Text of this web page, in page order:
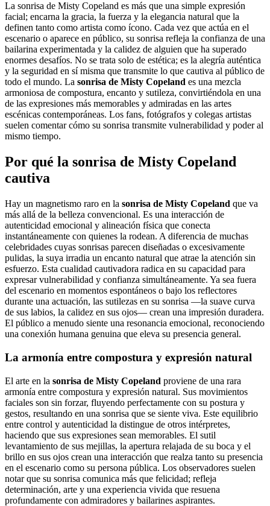
La sonrisa de Misty Copeland es más que una simple expresión
facial; encarna la gracia, la fuerza y la elegancia natural que la
definen tanto como artista como ícono. Cada vez que actúa en el
escenario o aparece en público, su sonrisa refleja la confianza de una
bailarina experimentada y la calidez de alguien que ha superado
enormes desafíos. No se trata solo de estética; es la alegría auténtica
y la seguridad en sí misma que transmite lo que cautiva al público de
todo el mundo. La sonrisa de Misty Copeland es una mezcla
armoniosa de compostura, encanto y sutileza, convirtiéndola en una
de las expresiones más memorables y admiradas en las artes
escénicas contemporáneas. Los fans, fotógrafos y colegas artistas
suelen comentar cómo su sonrisa transmite vulnerabilidad y poder al
mismo tiempo.
Por qué la sonrisa de Misty Copeland
cautiva
Hay un magnetismo raro en la sonrisa de Misty Copeland que va
más allá de la belleza convencional. Es una interacción de
autenticidad emocional y alineación física que conecta
instantáneamente con quienes la rodean. A diferencia de muchas
celebridades cuyas sonrisas parecen diseñadas o excesivamente
pulidas, la suya irradia un encanto natural que atrae la atención sin
esfuerzo. Esta cualidad cautivadora radica en su capacidad para
expresar vulnerabilidad y confianza simultáneamente. Ya sea fuera
del escenario en momentos espontáneos o bajo los reflectores
durante una actuación, las sutilezas en su sonrisa —la suave curva
de sus labios, la calidez en sus ojos— crean una impresión duradera.
El público a menudo siente una resonancia emocional, reconociendo
una conexión humana genuina que eleva su presencia general.
La armonía entre compostura y expresión natural
El arte en la sonrisa de Misty Copeland proviene de una rara
armonía entre compostura y expresión natural. Sus movimientos
faciales son sin forzar, fluyendo perfectamente con su postura y
gestos, resultando en una sonrisa que se siente viva. Este equilibrio
entre control y autenticidad la distingue de otros intérpretes,
haciendo que sus expresiones sean memorables. El sutil
levantamiento de sus mejillas, la apertura relajada de su boca y el
brillo en sus ojos crean una interacción que realza tanto su presencia
en el escenario como su persona pública. Los observadores suelen
notar que su sonrisa comunica más que felicidad; refleja
determinación, arte y una experiencia vivida que resuena
profundamente con admiradores y bailarines aspirantes.